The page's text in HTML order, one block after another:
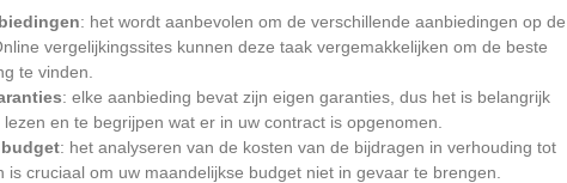
: het wordt aanbevolen om de verschillende aanbiedingen op de
vergelijkingssites kunnen deze taak vergemakkelijken om de beste
te vinden.
: elke aanbieding bevat zijn eigen garanties, dus het is belangrijk
en te begrijpen wat er in uw contract is opgenomen.
: het analyseren van de kosten van de bijdragen in verhouding tot
is cruciaal om uw maandelijkse budget niet in gevaar te brengen.